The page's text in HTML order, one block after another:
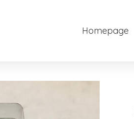
Homepage